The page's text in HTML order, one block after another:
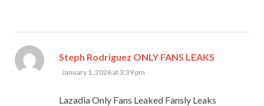
Steph Rodriguez ONLY FANS LEAKS
January 1, 2026 at 3:39 pm
Lazadia Only Fans Leaked Fansly Leaks